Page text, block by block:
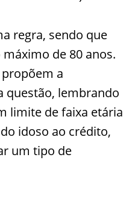
regra, sendo que
de 80 anos.
a
questão, lembrando
limite de faixa etária
idoso ao crédito,
um tipo de